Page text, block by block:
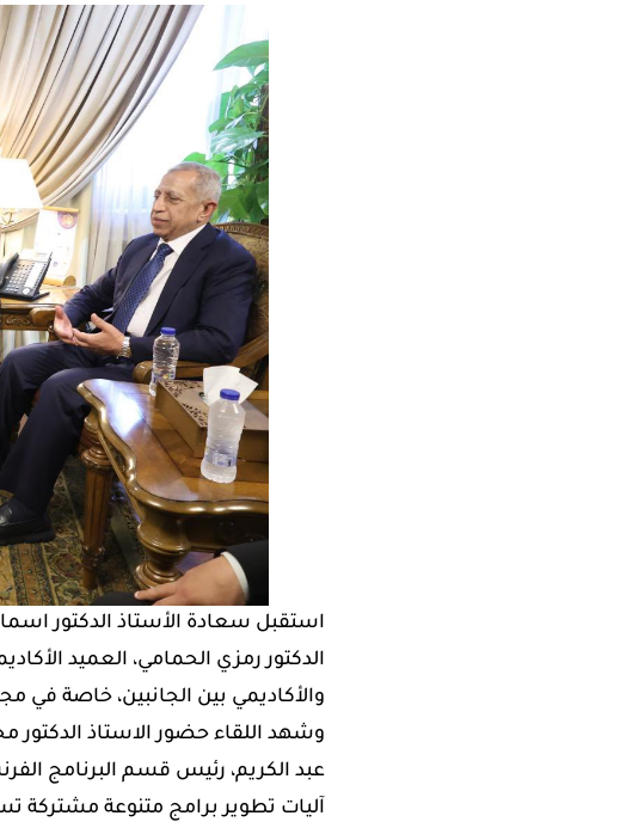
استقبل سعادة الأستاذ الدكتور
والأكاديمي بين الجانبين، خاصة في
وشهد اللقاء حضور الاستاذ الدكتور
عبد الكريم، رئيس قسم البرنامج
آليات تطوير برامج متنوعة مشتركة